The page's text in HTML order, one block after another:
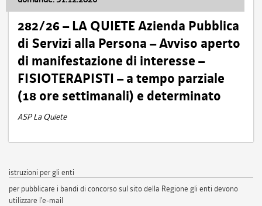
282/26 – LA QUIETE Azienda Pubblica
di Servizi alla Persona – Avviso aperto
di manifestazione di interesse –
FISIOTERAPISTI – a tempo parziale
(18 ore settimanali) e determinato
ASP La Quiete
istruzioni per gli enti
per pubblicare i bandi di concorso sul sito della Regione gli enti devono
utilizzare l'e-mail